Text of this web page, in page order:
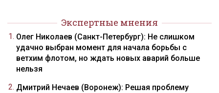
Экспертные мнения
Олег Николаев (Санкт-Петербург): Не слишком
удачно выбран момент для начала борьбы с
ветхим флотом, но ждать новых аварий больше
нельзя
Дмитрий Нечаев (Воронеж): Решая проблему